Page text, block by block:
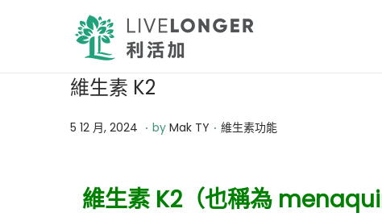
維生素 K2
Posted on
5 12 月, 2024
2
. by Mak TY . Posted in
維生素功能
維生素 K2（也稱為